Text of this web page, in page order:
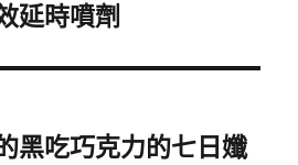
延時噴劑
黑吃巧克力的七日孅